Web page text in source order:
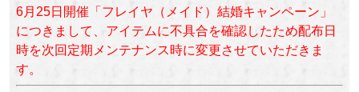
6月25日開催「フレイヤ（メイド）結婚キャンペーン」
につきまして、アイテムに不具合を確認したため配布日
時を次回定期メンテナンス時に変更させていただきま
す。